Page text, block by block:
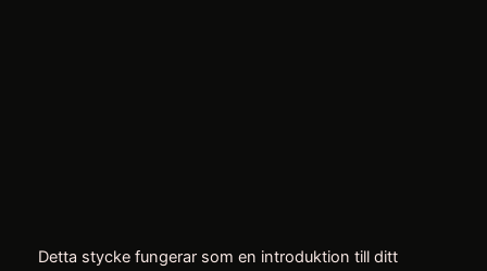
Detta stycke fungerar som en introduktion till ditt